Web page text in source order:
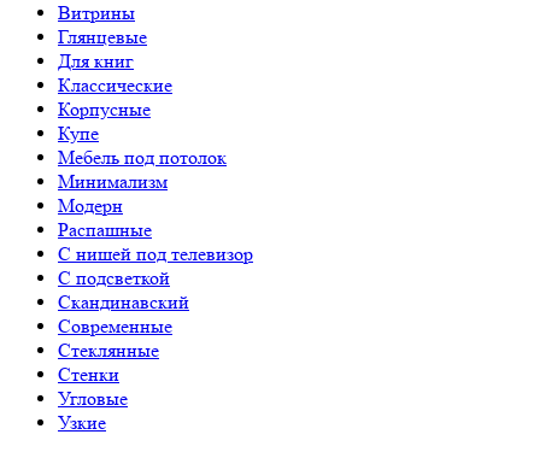
Витрины
Глянцевые
Для книг
Классические
Корпусные
Купе
Мебель под потолок
Минимализм
Модерн
Распашные
С нишей под телевизор
С подсветкой
Скандинавский
Современные
Стеклянные
Стенки
Угловые
Узкие